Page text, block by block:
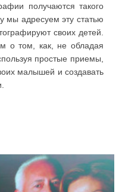
получаются такого
мы адресуем эту статью
своих детей.
о том, как, не обладая
простые приемы,
малышей и создавать